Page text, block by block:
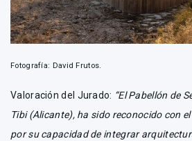
Fotografía: David Frutos.
Valoración del Jurado: “El Pabellón de
Tibi (Alicante), ha sido reconocido con
por su capacidad de integrar